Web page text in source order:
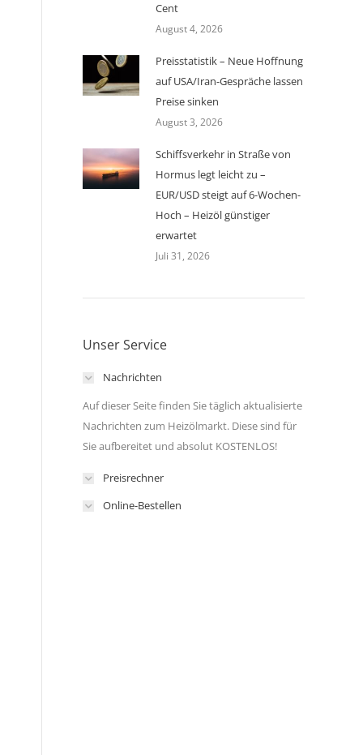
Cent
August 4, 2026
Preisstatistik – Neue Hoffnung
auf USA/Iran-Gespräche lassen
Preise sinken
August 3, 2026
Schiffsverkehr in Straße von
Hormus legt leicht zu –
EUR/USD steigt auf 6-Wochen-
Hoch – Heizöl günstiger
erwartet
Juli 31, 2026
Unser Service
Nachrichten
Auf dieser Seite finden Sie täglich aktualisierte
Nachrichten zum Heizölmarkt. Diese sind für
Sie aufbereitet und absolut KOSTENLOS!
Preisrechner
Online-Bestellen